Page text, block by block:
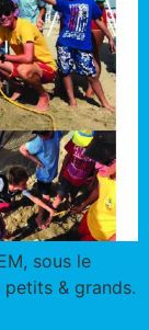
sous le
& grands.